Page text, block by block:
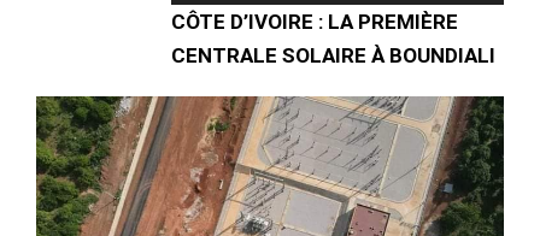
CÔTE D’IVOIRE : LA PREMIÈRE
CENTRALE SOLAIRE À BOUNDIALI